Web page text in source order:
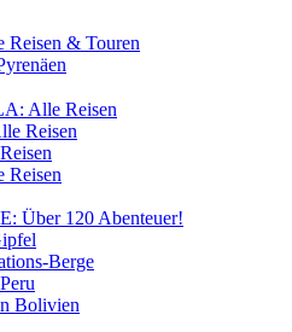
& Touren
Alle Reisen
Reisen
Über 120 Abenteuer!
Berge
Bolivien